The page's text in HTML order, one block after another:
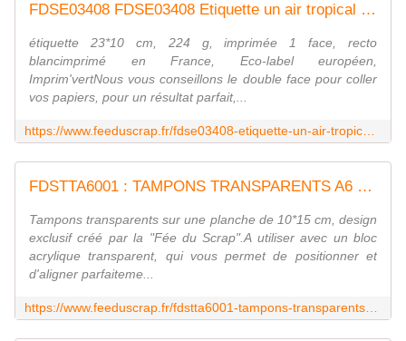
FDSE03408 FDSE03408 Etiquette un air tropical - pois FEE DU SCRAP
étiquette 23*10 cm, 224 g, imprimée 1 face, recto
blancimprimé en France, Eco-label européen,
Imprim'vertNous vous conseillons le double face pour coller
vos papiers, pour un résultat parfait,...
FDSTTA6001 : TAMPONS TRANSPARENTS A6 PELLICULES fee du scrap
Tampons transparents sur une planche de 10*15 cm, design
exclusif créé par la "Fée du Scrap".A utiliser avec un bloc
acrylique transparent, qui vous permet de positionner et
d'aligner parfaiteme...